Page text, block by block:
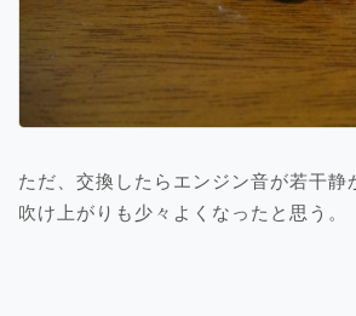
ただ、交換したらエンジン音が若干静
吹け上がりも少々よくなったと思う。